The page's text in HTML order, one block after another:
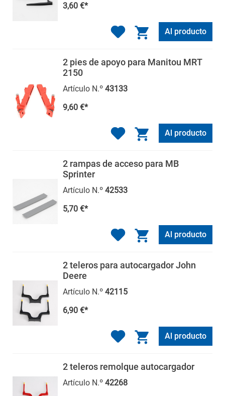
3,60 €*
Al producto
2 pies de apoyo para Manitou MRT
2150
Artículo N.º 43133
9,60 €*
Al producto
2 rampas de acceso para MB
Sprinter
Artículo N.º 42533
5,70 €*
Al producto
2 teleros para autocargador John
Deere
Artículo N.º 42115
6,90 €*
Al producto
2 teleros remolque autocargador
Artículo N.º 42268